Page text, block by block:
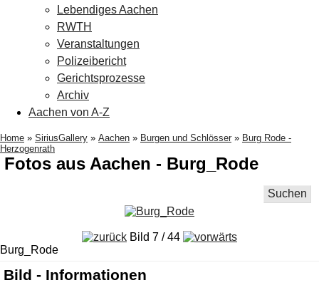
Lebendiges Aachen
RWTH
Veranstaltungen
Polizeibericht
Gerichtsprozesse
Archiv
Aachen von A-Z
Home » SiriusGallery » Aachen » Burgen und Schlösser » Burg Rode -
Herzogenrath
Fotos aus Aachen - Burg_Rode
Suchen
Bild 7 / 44
Burg_Rode
Bild - Informationen